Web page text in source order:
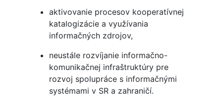
aktivovanie procesov kooperatívnej
katalogizácie a využívania
informačných zdrojov,
neustále rozvíjanie informačno-
komunikačnej infraštruktúry pre
rozvoj spolupráce s informačnými
systémami v SR a zahraničí.